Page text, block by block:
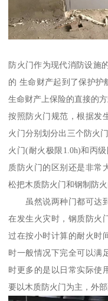
防火门作为现代消防设施
的 生命财产起到了保护护
生命财产上保险的直接的方
按照防火门规范，根据发
火门分别划分出三个防火
火门(耐火极限1.0h)和丙
质防火门的区别还是非常
松把木质防火门和钢制防火
虽然说两种门都可达到
在发生火灾时，钢质防火
过在按小时计算的耐火时
时一般情况下完全可以满
时更多的是以日常实际使
要以木质防火门为主，外